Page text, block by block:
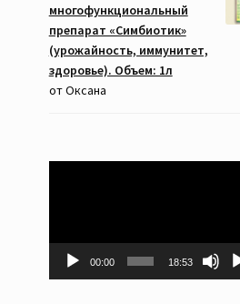
многофункциональный
препарат «Симбиотик»
(урожайность, иммунитет,
здоровье). Объем: 1л
от Оксана
00:00 18:53